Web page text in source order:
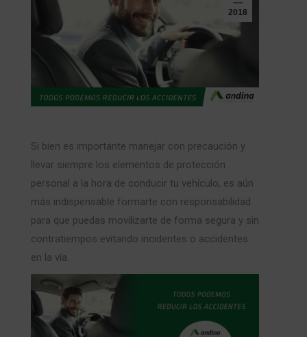
2018
Si bien es importante manejar con precaución y
llevar siempre los elementos de protección
personal a la hora de conducir tu vehículo, es aún
más indispensable formarte con responsabilidad
para que puedas movilizarte de forma segura y sin
contratiempos evitando incidentes o accidentes
en la vía.